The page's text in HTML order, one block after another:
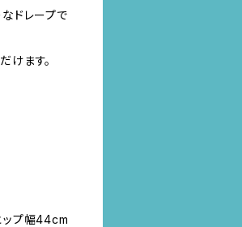
ドレープで
けます。
プ幅44cm